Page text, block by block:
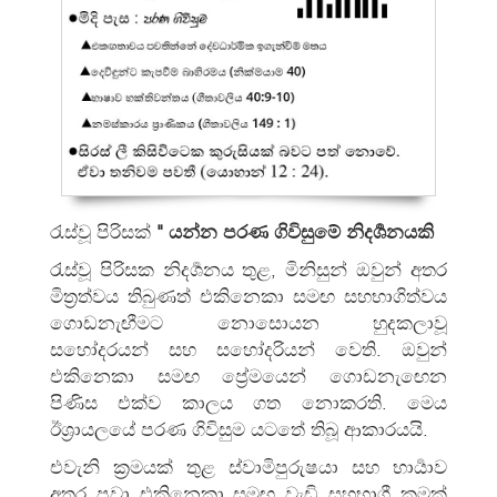
රැස්වූ පිරිසක් " යන්න පරණ ගිවිසුමේ නිදර්‍ශනයකි
රැස්වූ පිරිසක නිදර්‍ශනය තුළ, මිනිසුන් ඔවුන් අතර
මිත්‍රත්වය තිබුණත් එකිනෙකා සමඟ සහභාගිත්‍වය
ගොඩනැඟීමට නොසොයන හුදකලාවූ
සහෝදරයන් සහ සහෝදරියන් වෙති. ඔවුන්
එකිනෙකා සමඟ ප්‍රේමයෙන් ගොඩනැඟෙන
පිණිස එක්ව කාලය ගත නොකරති. මෙය
ඊශ්‍රායලයේ පරණ ගිවිසුම යටතේ තිබූ ආකාරයයි.
එවැනි ක්‍රමයක් තුළ ස්වාමිපුරුෂයා සහ භාර්‍යාව